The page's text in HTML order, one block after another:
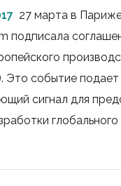
27 марта в
подписала
Это событие подает
сигнал для